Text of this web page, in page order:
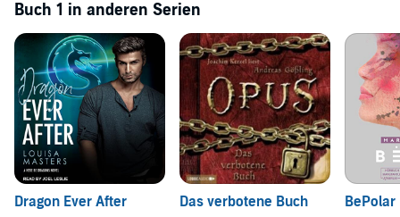
Buch 1 in anderen Serien
Dragon Ever After
Das verbotene Buch
BePolar